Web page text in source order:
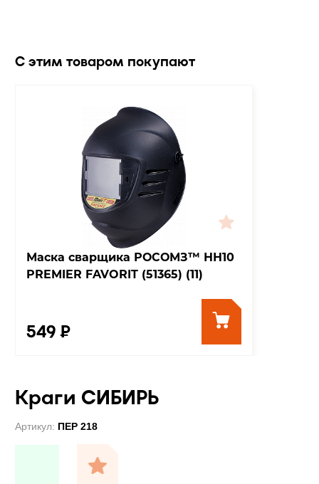
С этим товаром покупают
Маска сварщика РОСОМЗ™ НН10
PREMIER FAVORIT (51365) (11)
549 ₽
Краги СИБИРЬ
Артикул: ПЕР 218